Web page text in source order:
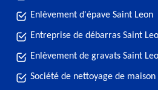
Enlèvement d'épave Saint Leon
Entreprise de débarras Saint
Enlèvement de gravats Saint
Société de nettoyage de maison